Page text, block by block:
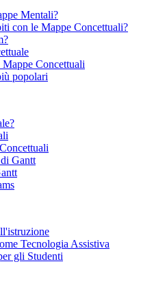
Mentali?
con le Mappe Concettuali?
Concettuali
popolari
Gantt
Tecnologia Assistiva
gli Studenti